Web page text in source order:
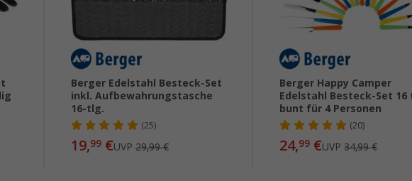
Berger Edelstahl Besteck-Set
inkl. Aufbewahrungstasche
16-tlg.
(25)
19,99€UVP 29,99 €
Berger Happy Camper
Edelstahl Besteck-Set 16
bunt für 4 Personen
(20)
24,99 €UVP34,99 €